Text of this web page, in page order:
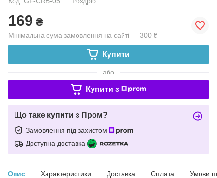
169 ₴
Мінімальна сума замовлення на сайті — 300 ₴
Купити
або
Купити з
Що таке купити з Пром?
Замовлення під захистом
Доступна доставка
Опис Характеристики Доставка Оплата Умови